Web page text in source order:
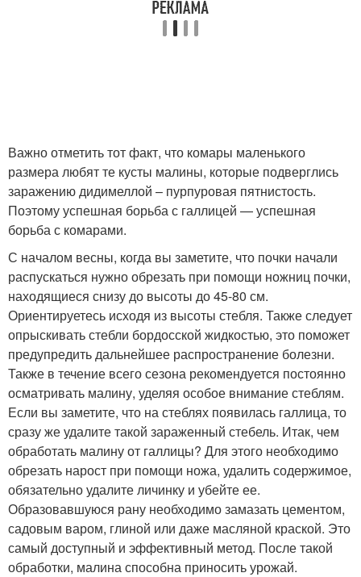
Важно отметить тот факт, что комары маленького
размера любят те кусты малины, которые подверглись
заражению дидимеллой – пурпуровая пятнистость.
Поэтому успешная борьба с галлицей — успешная
борьба с комарами.
С началом весны, когда вы заметите, что почки начали
распускаться нужно обрезать при помощи ножниц почки,
находящиеся снизу до высоты до 45-80 см.
Ориентируетесь исходя из высоты стебля. Также следует
опрыскивать стебли бордосской жидкостью, это поможет
предупредить дальнейшее распространение болезни.
Также в течение всего сезона рекомендуется постоянно
осматривать малину, уделяя особое внимание стеблям.
Если вы заметите, что на стеблях появилась галлица, то
сразу же удалите такой зараженный стебель. Итак, чем
обработать малину от галлицы? Для этого необходимо
обрезать нарост при помощи ножа, удалить содержимое,
обязательно удалите личинку и убейте ее.
Образовавшуюся рану необходимо замазать цементом,
садовым варом, глиной или даже масляной краской. Это
самый доступный и эффективный метод. После такой
обработки, малина способна приносить урожай.